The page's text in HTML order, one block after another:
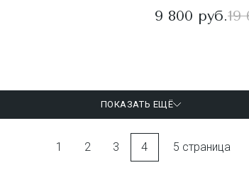
9 800 руб.19
ПОКАЗАТЬ ЕЩЁ
1 2 3 4 5 страница